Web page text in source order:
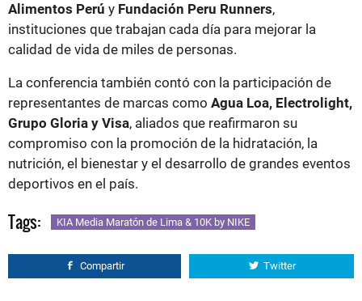
Alimentos Perú y Fundación Peru Runners,
instituciones que trabajan cada día para mejorar la
calidad de vida de miles de personas.
La conferencia también contó con la participación de
representantes de marcas como Agua Loa, Electrolight,
Grupo Gloria y Visa, aliados que reafirmaron su
compromiso con la promoción de la hidratación, la
nutrición, el bienestar y el desarrollo de grandes eventos
deportivos en el país.
Tags: KIA Media Maratón de Lima & 10K by NIKE
Compartir Twitter